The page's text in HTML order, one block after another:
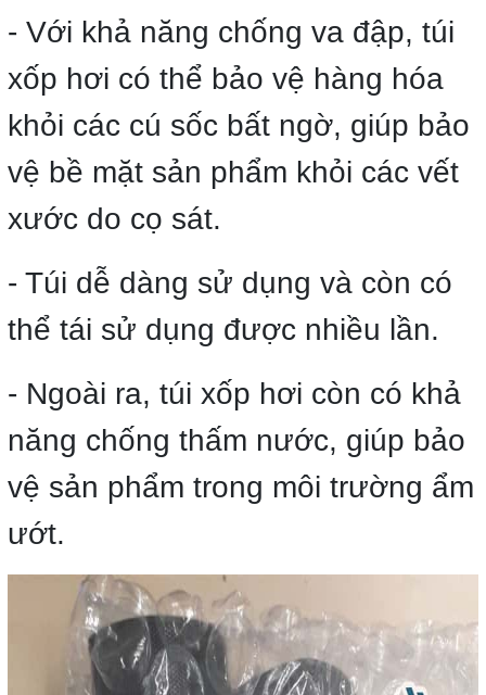
- Với khả năng chống va đập, túi
xốp hơi có thể bảo vệ hàng hóa
khỏi các cú sốc bất ngờ, giúp bảo
vệ bề mặt sản phẩm khỏi các vết
xước do cọ sát.
- Túi dễ dàng sử dụng và còn có
thể tái sử dụng được nhiều lần.
- Ngoài ra, túi xốp hơi còn có khả
năng chống thấm nước, giúp bảo
vệ sản phẩm trong môi trường ẩm
ướt.